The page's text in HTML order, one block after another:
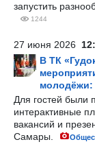
запустить
1244
27 июня 2026
В ТК
Для гостей были
интерактивные
вакансий и
Самары.